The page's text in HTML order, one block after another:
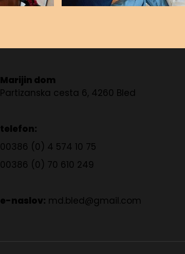
Marijin dom
Partizanska cesta 6, 4260 Bled
telefon:
00386 (0) 4 574 10 75
00386 (0) 70 610 249
e-naslov: md.bled@gmail.com